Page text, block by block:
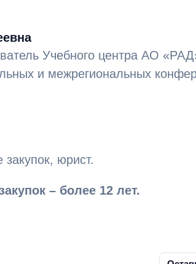
Учебного центра АО
и межрегиональных
– 12 лет.
юрист.
– более 12 лет.
учреждения
Ростовской области на